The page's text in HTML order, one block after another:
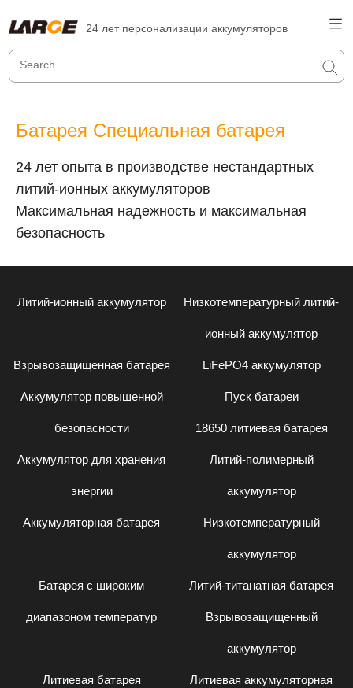
24 лет персонализации аккумуляторов
Батарея Специальная батарея
24 лет опыта в производстве нестандартных
литий-ионных аккумуляторов
Максимальная надежность и максимальная
безопасность
Литий-ионный аккумулятор Низкотемпературный литий-
ионный аккумулятор
Взрывозащищенная батарея LiFePO4 аккумулятор
Аккумулятор повышенной
безопасности
Пуск батареи
18650 литиевая батарея
Аккумулятор для хранения
энергии
Литий-полимерный
аккумулятор
Аккумуляторная батарея Низкотемпературный
аккумулятор
Батарея с широким
диапазоном температур
Литий-титанатная батарея
Взрывозащищенный
аккумулятор
Литиевая батарея Литиевая аккумуляторная